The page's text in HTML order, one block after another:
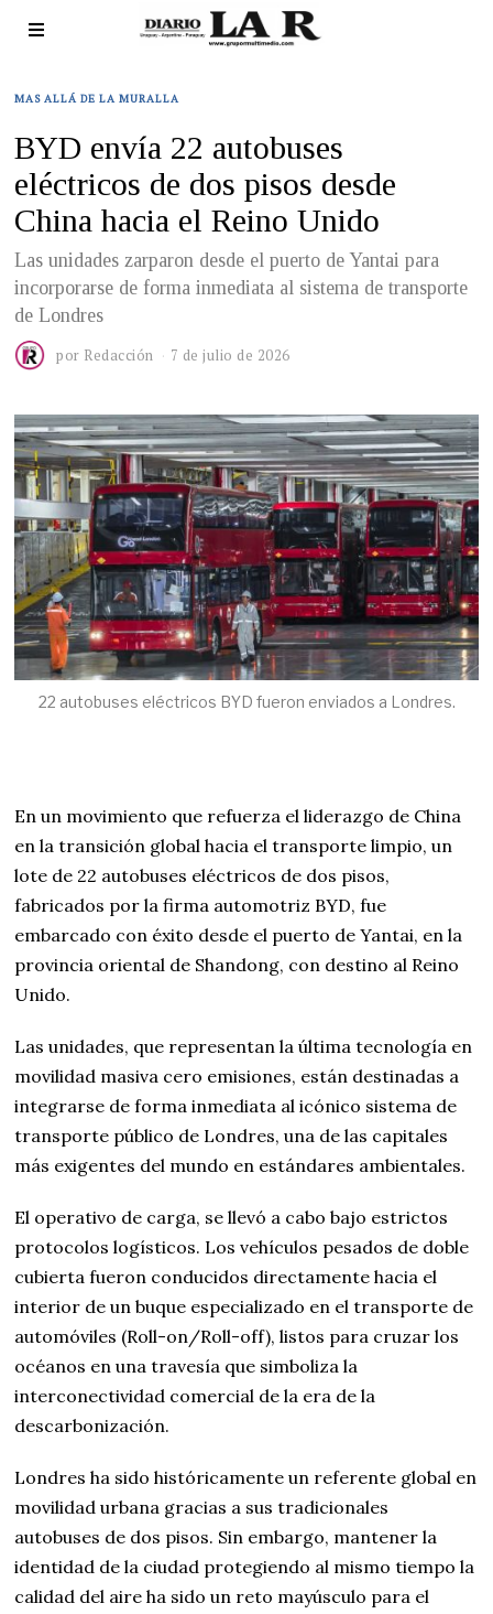
MAS ALLÁ DE LA MURALLA
BYD envía 22 autobuses
eléctricos de dos pisos desde
China hacia el Reino Unido
Las unidades zarparon desde el puerto de Yantai para
incorporarse de forma inmediata al sistema de transporte
de Londres
por Redacción 7 de julio de 2026
22 autobuses eléctricos BYD fueron enviados a Londres.
En un movimiento que refuerza el liderazgo de China
en la transición global hacia el transporte limpio, un
lote de 22 autobuses eléctricos de dos pisos,
fabricados por la firma automotriz BYD, fue
embarcado con éxito desde el puerto de Yantai, en la
provincia oriental de Shandong, con destino al Reino
Unido.
Las unidades, que representan la última tecnología en
movilidad masiva cero emisiones, están destinadas a
integrarse de forma inmediata al icónico sistema de
transporte público de Londres, una de las capitales
más exigentes del mundo en estándares ambientales.
El operativo de carga, se llevó a cabo bajo estrictos
protocolos logísticos. Los vehículos pesados de doble
cubierta fueron conducidos directamente hacia el
interior de un buque especializado en el transporte de
automóviles (Roll-on/Roll-off), listos para cruzar los
océanos en una travesía que simboliza la
interconectividad comercial de la era de la
descarbonización.
Londres ha sido históricamente un referente global en
movilidad urbana gracias a sus tradicionales
autobuses de dos pisos. Sin embargo, mantener la
identidad de la ciudad protegiendo al mismo tiempo la
calidad del aire ha sido un reto mayúsculo para el